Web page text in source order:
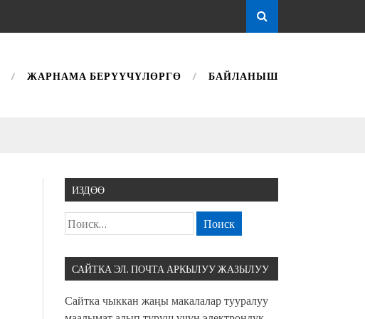
ЖАРНАМА БЕРҮҮЧҮЛӨРГӨ БАЙЛАНЫШ
ИЗДӨӨ
САЙТКА ЭЛ. ПОЧТА АРКЫЛУУ ЖАЗЫЛУУ
Сайтка чыккан жаңы макалалар тууралуу